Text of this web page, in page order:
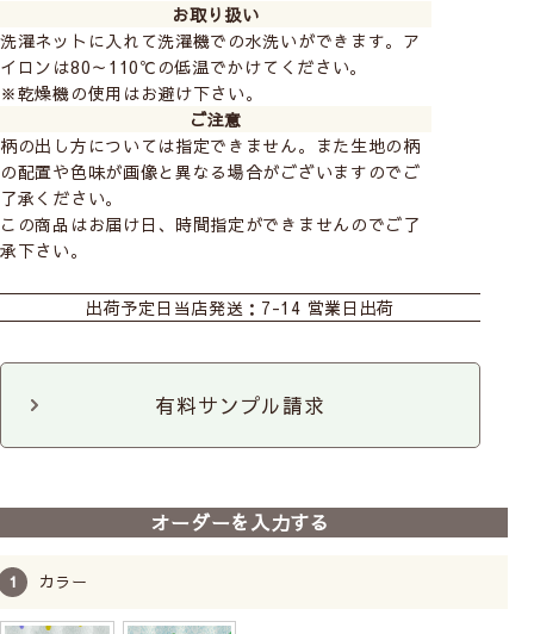
お取り扱い
洗濯ネットに入れて洗濯機での水洗いができます。ア
イロンは80～110℃の低温でかけてください。
※乾燥機の使用はお避け下さい。
ご注意
柄の出し方については指定できません。また生地の柄
の配置や色味が画像と異なる場合がございますのでご
了承ください。
この商品はお届け日、時間指定ができませんのでご了
承下さい。
ロールスクリーン
前
【既製カーテン(1枚入り)】
ムーミン｜24柄
次
出荷予定日 当店発送：7-14 営業日出荷
有料サンプル請求
オーダーを入力する
カラー